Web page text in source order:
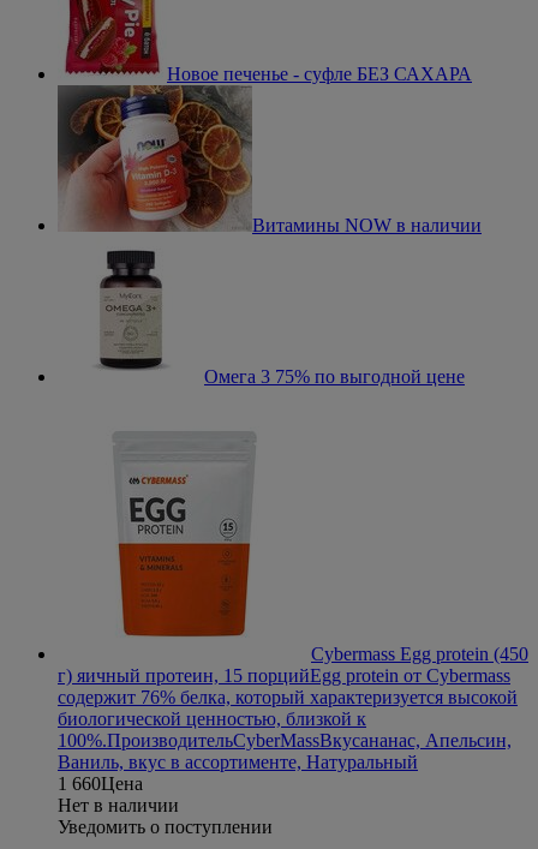
Новое печенье - суфле БЕЗ САХАРА
Витамины NOW в наличии
Омега 3 75% по выгодной цене
Cybermass Egg protein (450
г) яичный протеин, 15 порцийEgg protein от Cybermass
содержит 76% белка, который характеризуется высокой
биологической ценностью, близкой к
100%.ПроизводительCyberMassВкусананас, Апельсин,
Ваниль, вкус в ассортименте, Натуральный
1 660Цена
Нет в наличии
Уведомить о поступлении